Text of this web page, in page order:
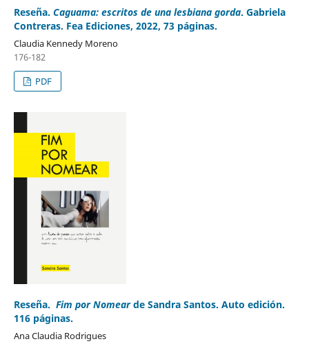
Reseña. Caguama: escritos de una lesbiana gorda. Gabriela
Contreras. Fea Ediciones, 2022, 73 páginas.
Claudia Kennedy Moreno
176-182
PDF
Reseña. Fim por Nomearde Sandra Santos. Auto edición.
116 páginas.
Ana Claudia Rodrigues